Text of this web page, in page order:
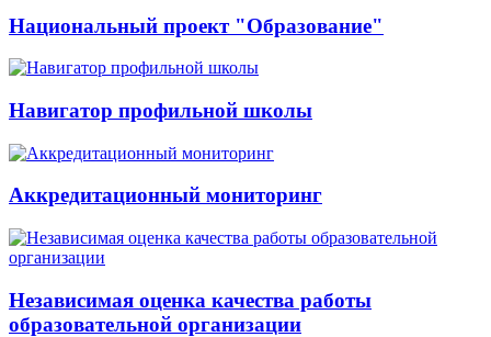
Национальный проект "Образование"
Навигатор профильной школы
Аккредитационный мониторинг
Независимая оценка качества работы
образовательной организации